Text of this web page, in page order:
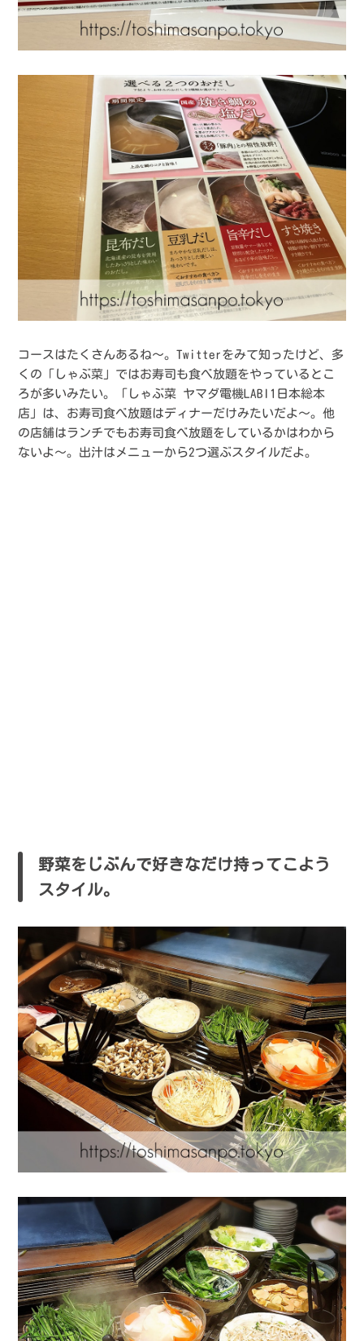
コースはたくさんあるね〜。Twitterをみて知ったけど、多
くの「しゃぶ菜」ではお寿司も食べ放題をやっているとこ
ろが多いみたい。「しゃぶ菜 ヤマダ電機LABI1日本総本
店」は、お寿司食べ放題はディナーだけみたいだよ〜。他
の店舗はランチでもお寿司食べ放題をしているかはわから
ないよ〜。出汁はメニューから2つ選ぶスタイルだよ。
野菜をじぶんで好きなだけ持ってこよう
スタイル。